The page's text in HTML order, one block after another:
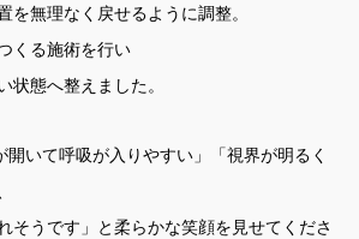
を無理なく戻せるように調整。
くる施術を行い
状態へ整えました。
いて呼吸が入りやすい」「視界が明るく
そうです」と柔らかな笑顔を見せてくださ